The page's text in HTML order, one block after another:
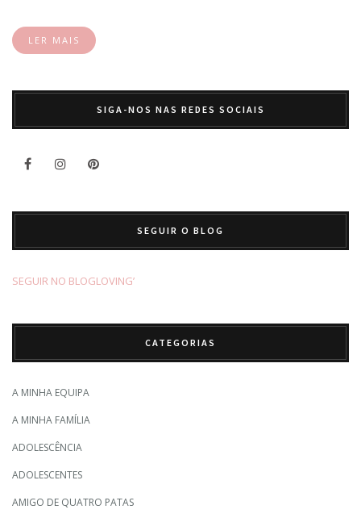
LER MAIS
SIGA-NOS NAS REDES SOCIAIS
SEGUIR O BLOG
SEGUIR NO BLOGLOVING’
CATEGORIAS
A MINHA EQUIPA
A MINHA FAMÍLIA
ADOLESCÊNCIA
ADOLESCENTES
AMIGO DE QUATRO PATAS